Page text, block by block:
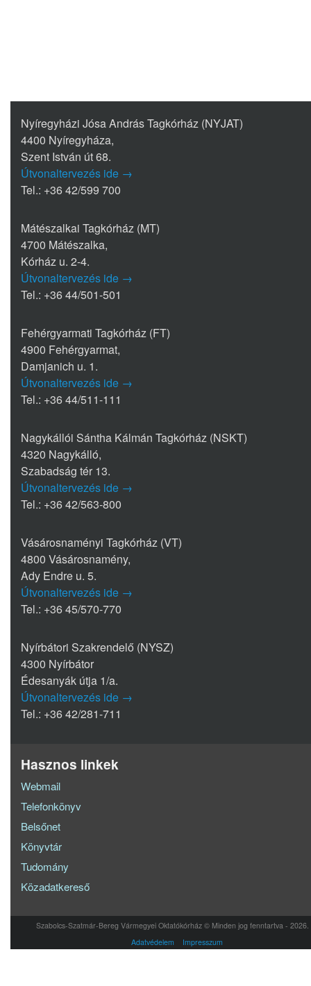
Nyíregyházi Jósa András Tagkórház (NYJAT)
4400 Nyíregyháza,
Szent István út 68.
Útvonaltervezés ide →
Tel.: +36 42/599 700
Mátészalkai Tagkórház (MT)
4700 Mátészalka,
Kórház u. 2-4.
Útvonaltervezés ide →
Tel.: +36 44/501-501
Fehérgyarmati Tagkórház (FT)
4900 Fehérgyarmat,
Damjanich u. 1.
Útvonaltervezés ide →
Tel.: +36 44/511-111
Nagykállói Sántha Kálmán Tagkórház (NSKT)
4320 Nagykálló,
Szabadság tér 13.
Útvonaltervezés ide →
Tel.: +36 42/563-800
Vásárosnaményi Tagkórház (VT)
4800 Vásárosnamény,
Ady Endre u. 5.
Útvonaltervezés ide →
Tel.: +36 45/570-770
Nyírbátori Szakrendelő (NYSZ)
4300 Nyírbátor
Édesanyák útja 1/a.
Útvonaltervezés ide →
Tel.: +36 42/281-711
Hasznos linkek
Webmail
Telefonkönyv
Belsőnet
Könyvtár
Tudomány
Közadatkereső
Szabolcs-Szatmár-Bereg Vármegyei Oktatókórház © Minden jog fenntartva - 2026.
Adatvédelem
Impresszum